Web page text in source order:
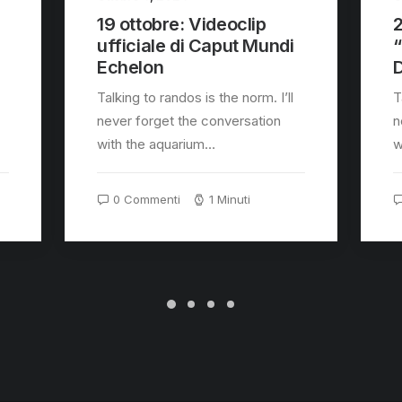
19 ottobre: Videoclip
ufficiale di Caput Mundi
Echelon
Talking to randos is the norm. I’ll
never forget the conversation
with the aquarium…
0 Commenti 1 Minuti